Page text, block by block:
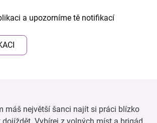
a upozorníme tě notifikací
máš největší šanci najít si práci blízko
Vybírej z volných míst a brigád